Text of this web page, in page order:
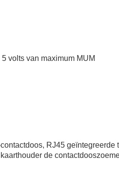
volts van maximum MUM
RJ45 geïntegreerde
de